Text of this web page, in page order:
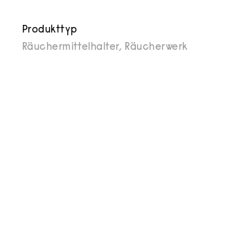
Produkttyp
Räuchermittelhalter, Räucherwerk